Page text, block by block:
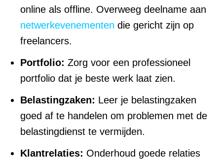
online als offline. Overweeg deelname aan
netwerkevenementen die gericht zijn op
freelancers.
Portfolio: Zorg voor een professioneel
portfolio dat je beste werk laat zien.
Belastingzaken: Leer je belastingzaken
goed af te handelen om problemen met de
belastingdienst te vermijden.
Klantrelaties: Onderhoud goede relaties